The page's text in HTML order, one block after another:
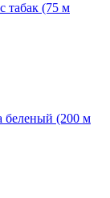
табак (75 м
беленый (200 м